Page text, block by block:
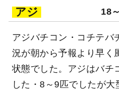
アジ 18
アジバチコン・コチテバ
況が朝から予報より早く
状態でした。アジはバチ
した・8～9匹でしたが